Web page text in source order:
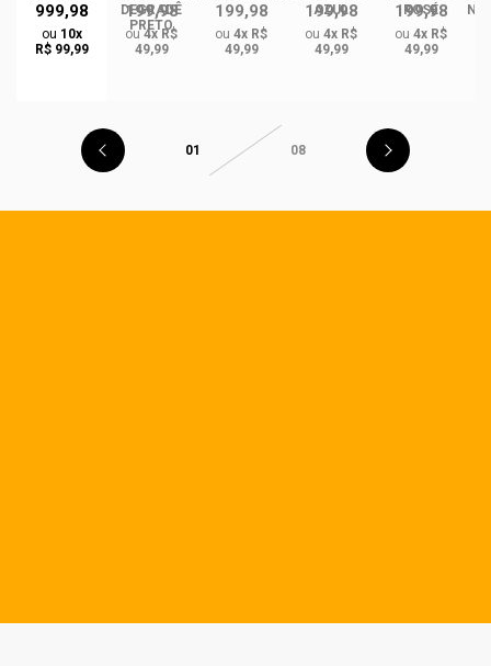
999,98
ou 10x
R$ 99,99
DEGRADÊ
PRETO
199,98
ou4x R$
49,99
199,98
ou 4x R$
49,99
AZUL
199,98
ou 4x R$
49,99
ROSÉ
199,98
ou 4x R$
49,99
01 08